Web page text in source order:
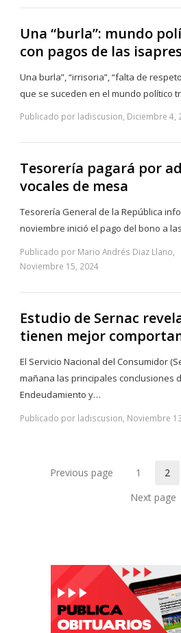
Una “burla”: mundo
con pagos de las isapres
Una burla”, “irrisoria”, “falta de
que se suceden en el mundo político
Publicado por ladiscusion, Diciembre 4,
Tesorería pagará por
vocales de mesa
Tesorería General de la República
noviembre inició el pago del bono a
Publicado por Mario Andrés Diaz Llano,
Noviembre 15, 2024
Estudio de Sernac
tienen mejor
El Servicio Nacional del Consumidor
mañana las principales conclusiones
Endeudamiento y…
Publicado por ladiscusion, Noviembre
Previous page Page
1 2
Next page